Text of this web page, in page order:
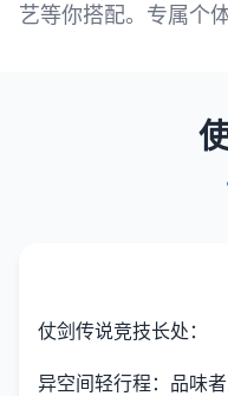
艺等你搭配。专属个
仗剑传说竞技长处：
异空间轻行程：品味